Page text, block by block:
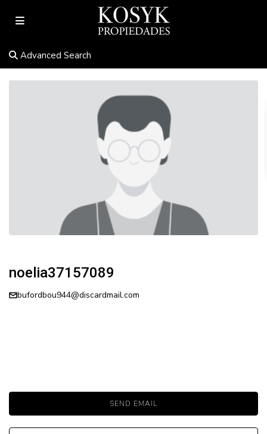
Advanced Search
noelia37157089
bufordbou944@discardmail.com
SEND EMAIL